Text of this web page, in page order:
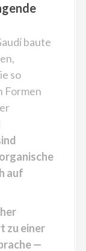
baute
so
Formen
auf
zu einer
—